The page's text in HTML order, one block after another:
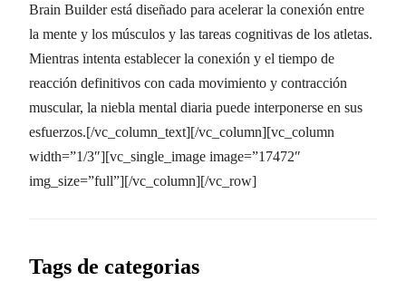
Brain Builder está diseñado para acelerar la conexión entre
la mente y los músculos y las tareas cognitivas de los atletas.
Mientras intenta establecer la conexión y el tiempo de
reacción definitivos con cada movimiento y contracción
muscular, la niebla mental diaria puede interponerse en sus
esfuerzos.[/vc_column_text][/vc_column][vc_column
width=”1/3″][vc_single_image image=”17472″
img_size=”full”][/vc_column][/vc_row]
Tags de categorias